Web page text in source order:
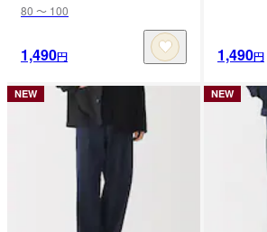
80 〜 100
1,490円 1,490円
NEW NEW